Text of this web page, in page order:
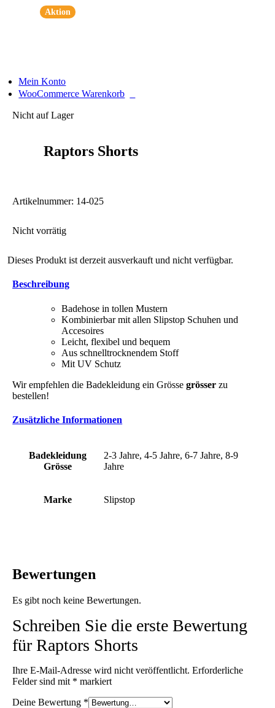
Mein Konto
WooCommerce Warenkorb
Nicht auf Lager
Raptors Shorts
Artikelnummer: 14-025
Nicht vorrätig
Dieses Produkt ist derzeit ausverkauft und nicht verfügbar.
Beschreibung
Badehose in tollen Mustern
Kombinierbar mit allen Slipstop Schuhen und
Accesoires
Leicht, flexibel und bequem
Aus schnelltrocknendem Stoff
Mit UV Schutz
Wir empfehlen die Badekleidung ein Grössegrösser zu
bestellen!
Zusätzliche Informationen
Badekleidung
Grösse
2-3 Jahre, 4-5 Jahre, 6-7 Jahre, 8-9
Jahre
Marke Slipstop
Bewertungen
Es gibt noch keine Bewertungen.
Schreiben Sie die erste Bewertung
für Raptors Shorts
Ihre E-Mail-Adresse wird nicht veröffentlicht. Erforderliche
Felder sind mit * markiert
Deine Bewertung *
Aktion